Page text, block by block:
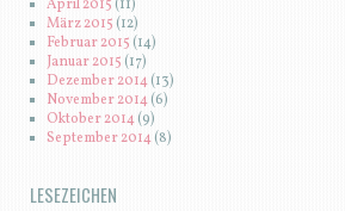
April 2015 (11)
März 2015(12)
Februar 2015 (14)
Januar 2015 (17)
Dezember 2014(13)
November 2014(6)
Oktober 2014(9)
September 2014(8)
LESEZEICHEN